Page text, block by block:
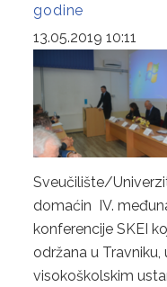
godine
13.05.2019 10:11
Sveučilište/
domaćin IV.
konferencije SKEI
održana u Travniku,
visokoškolskim